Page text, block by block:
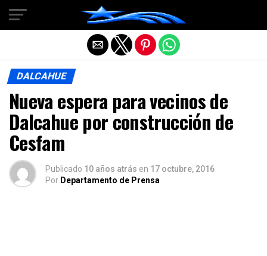
DALCAHUE
Nueva espera para vecinos de
Dalcahue por construcción de
Cesfam
Publicado 10 años atrás en 17 octubre, 2016
Por Departamento de Prensa
Salir de la versión móvil